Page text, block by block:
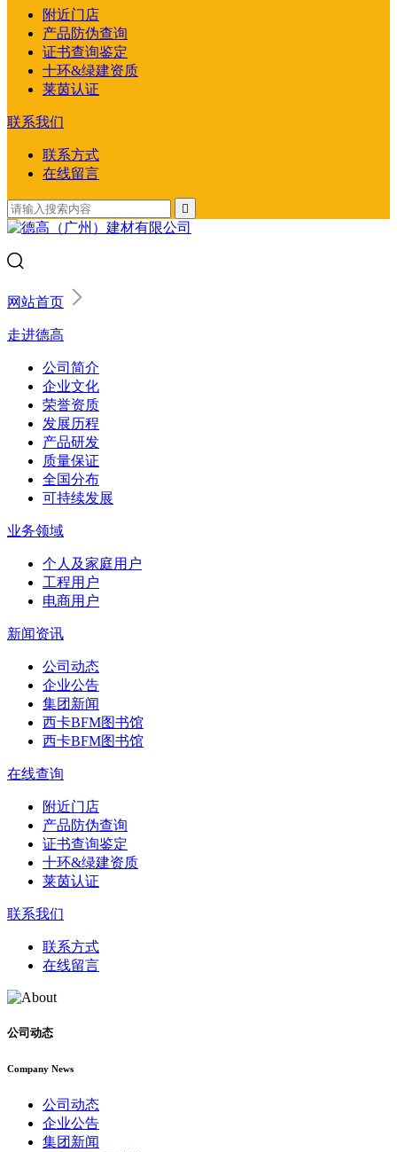
附近门店
产品防伪查询
证书查询鉴定
十环&绿建资质
莱茵认证
联系我们
联系方式
在线留言

网站首页
走进德高
公司简介
企业文化
荣誉资质
发展历程
产品研发
质量保证
全国分布
可持续发展
业务领域
个人及家庭用户
工程用户
电商用户
新闻资讯
公司动态
企业公告
集团新闻
西卡BFM图书馆
西卡BFM图书馆
在线查询
附近门店
产品防伪查询
证书查询鉴定
十环&绿建资质
莱茵认证
联系我们
联系方式
在线留言
公司动态
Company News
公司动态
企业公告
集团新闻